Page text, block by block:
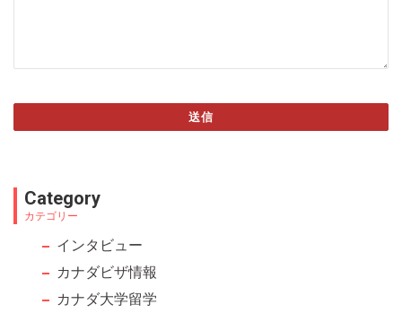
送信
field
should
Category
カテゴリー
インタビュー
カナダビザ情報
カナダ大学留学